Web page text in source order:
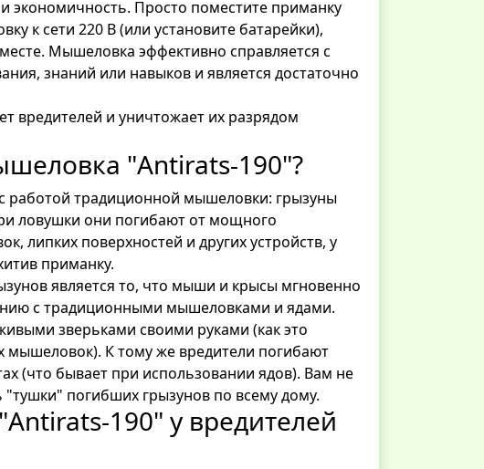
экономичность. Просто поместите приманку
к сети 220 В (или установите батарейки),
Мышеловка эффективно справляется с
знаний или навыков и является достаточно
вредителей и уничтожает их разрядом
"Antirats-190"?
работой традиционной мышеловки: грызуны
ловушки они погибают от мощного
липких поверхностей и других устройств, у
приманку.
является то, что мыши и крысы мгновенно
с традиционными мышеловками и ядами.
зверьками своими руками (как это
К тому же вредители погибают
(что бывает при использовании ядов). Вам не
"тушки" погибших грызунов по всему дому.
190" у вредителей